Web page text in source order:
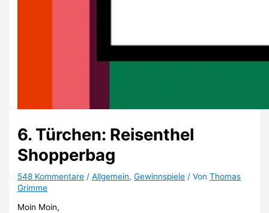
6. Türchen: Reisenthel
Shopperbag
548 Kommentare /Allgemein,Gewinnspiele / VonThomas
Grimme
Moin Moin,